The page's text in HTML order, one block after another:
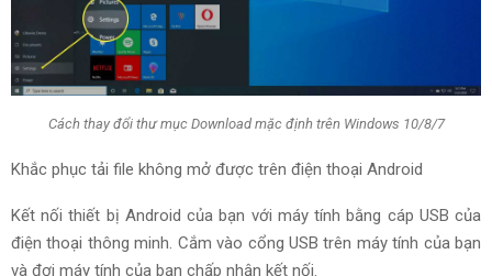
Cách thay đổi thư mục Download mặc định trên Windows 10/8/7
Khắc phục tải file không mở được trên điện thoại Android
Kết nối thiết bị Android của bạn với máy tính bằng cáp USB của
điện thoại thông minh. Cắm vào cổng USB trên máy tính của bạn
và đợi máy tính của bạn chấp nhận kết nối.